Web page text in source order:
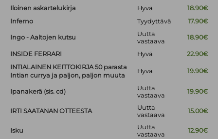
Iloinen askartelukirja Hyvä
18.90€
Inferno
Tyydyttävä 17.90€
Ingo - Aaltojen kutsu
Uutta
vastaava
18.90€
INSIDE FERRARI Hyvä
22.90€
INTIALAINEN KEITTOKIRJA 50 parasta
Intian currya ja paljon, paljon muuta
Hyvä 19.90€
Ipanakerä (sis. cd)
Uutta
vastaava
19.90€
IRTI SAATANAN OTTEESTA
Uutta
vastaava
15.00€
Isku
Uutta
vastaava
12.90€